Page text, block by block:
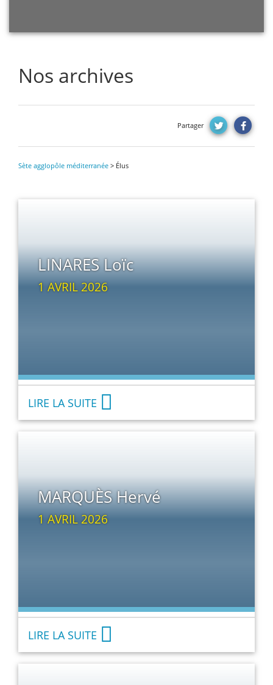
Nos archives
Partager
Sète agglopôle méditerranée > Élus
LINARES Loïc
1 AVRIL 2026
LIRE LA SUITE
MARQUÈS Hervé
1 AVRIL 2026
LIRE LA SUITE